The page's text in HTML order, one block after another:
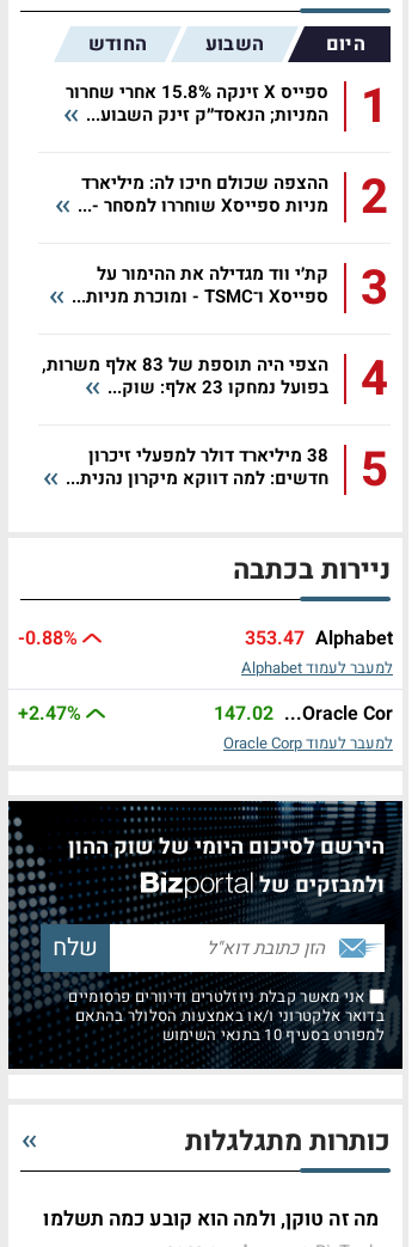
היום השבוע החודש
1
ספייס X זינקה 15.8% אחרי שחרור
המניות; הנאסד״ק זינק השבוע...
2
ההצפה שכולם חיכו לה: מיליארד
מניות ספייסX שוחררו למסחר -...
3
קת׳י ווד מגדילה את ההימור על
ספייסX ו־TSMC - ומוכרת מניות...
4
הצפי היה תוספת של 83 אלף משרות,
בפועל נמחקו 23 אלף: שוק...
5
38 מיליארד דולר למפעלי זיכרון
חדשים: למה דווקא מיקרון נהנית...
ניירות בכתבה
Alphabet
353.47
-0.88%
למעבר לעמוד Alphabet
Oracle Cor...
147.02
+2.47%
למעבר לעמוד Oracle Corp
הירשם לסיכום היומי של שוק ההון
ולמבזקים של
אני מאשר קבלת ניוזלטרים ודיוורים פרסומיים
בדואר אלקטרוני ו/או באמצעות הסלולר בהתאם
למפורט בסעיף 10 בתנאי השימוש
כותרות מתגלגלות
מה זה טוקן, ולמה הוא קובע כמה תשלמו